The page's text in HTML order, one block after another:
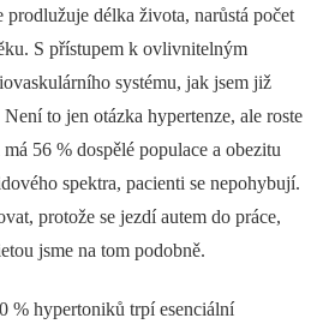
délka života, narůstá počet
S přístupem k ovlivnitelným
systému, jak jsem již
to jen otázka hypertenze, ale roste
56 % dospělé populace a obezitu
spektra, pacienti se nepohybují.
protože se jezdí autem do práce,
jsme na tom podobně.
% hypertoniků trpí esenciální